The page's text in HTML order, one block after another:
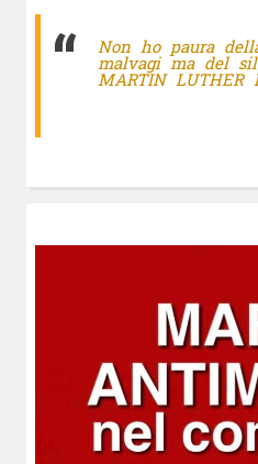
Non ho paura
malvagi ma del
MARTIN LUTHER